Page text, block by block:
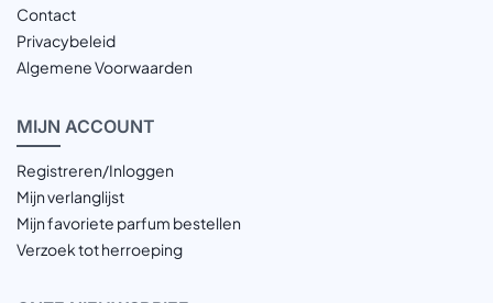
Contact
Privacybeleid
Algemene Voorwaarden
MIJN ACCOUNT
Registreren/Inloggen
Mijn verlanglijst
Mijn favoriete parfum bestellen
Verzoek tot herroeping